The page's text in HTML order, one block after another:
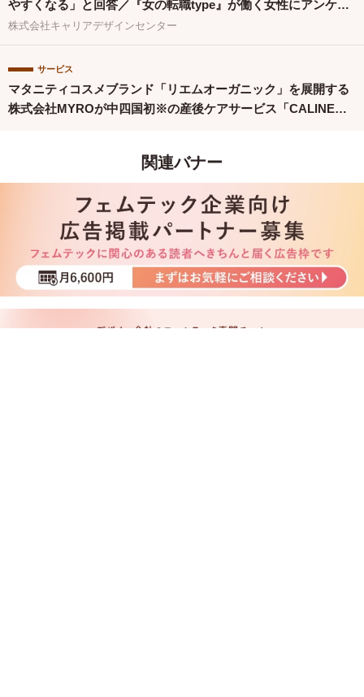
やすくなる」と回答／『女の転職type』が働く女性にアンケー
ト【第134回】
株式会社キャリアデザインセンター
サービス
マタニティコスメブランド「リエムオーガニック」を展開する
株式会社MYROが中四国初※の産後ケアサービス「CALINE」
関連バナー